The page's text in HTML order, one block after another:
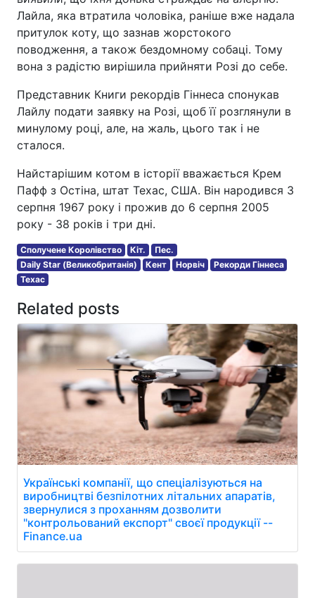
Лайла, яка втратила чоловіка, раніше вже надала
притулок коту, що зазнав жорстокого
поводження, а також бездомному собаці. Тому
вона з радістю вирішила прийняти Розі до себе.
Представник Книги рекордів Гіннеса спонукав
Лайлу подати заявку на Розі, щоб її розглянули в
минулому році, але, на жаль, цього так і не
сталося.
Найстарішим котом в історії вважається Крем
Пафф з Остіна, штат Техас, США. Він народився 3
серпня 1967 року і прожив до 6 серпня 2005
року - 38 років і три дні.
Сполучене Королівство Кіт.
Пес.
Daily Star (Великобританія)
Кент Норвіч
Рекорди Гіннеса
Техас
Related posts
Українські компанії, що спеціалізуються на
виробництві безпілотних літальних апаратів,
звернулися з проханням дозволити
"контрольований експорт" своєї продукції --
Finance.ua